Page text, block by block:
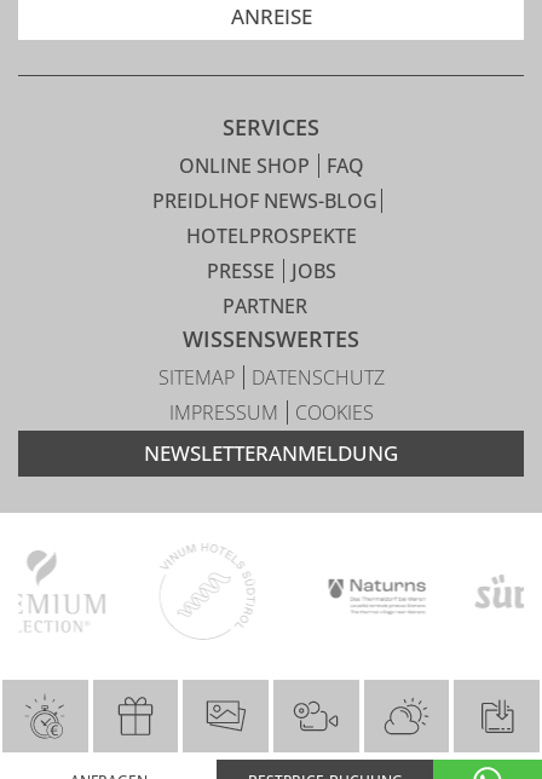
ANREISE
SERVICES
ONLINE SHOP
FAQ
PREIDLHOF NEWS-BLOG
HOTELPROSPEKTE
PRESSE
JOBS
PARTNER
WISSENSWERTES
SITEMAP
DATENSCHUTZ
IMPRESSUM
COOKIES
NEWSLETTERANMELDUNG